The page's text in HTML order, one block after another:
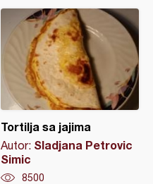
Tortilja sa jajima
Autor: Sladjana Petrovic
Simic
8500